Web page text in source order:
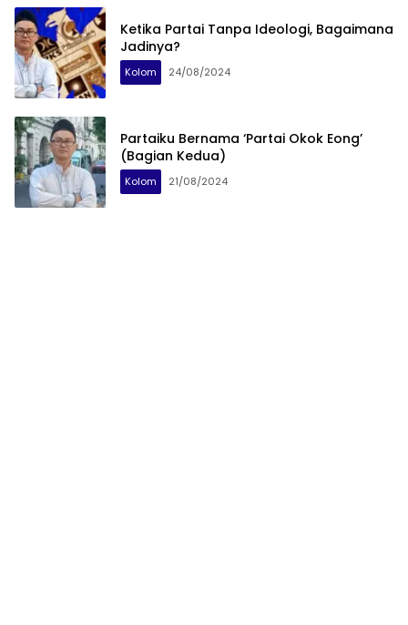
Ketika Partai Tanpa Ideologi, Bagaimana
Jadinya?
Kolom 24/08/2024
Partaiku Bernama ‘Partai Okok Eong’
(Bagian Kedua)
Kolom 21/08/2024